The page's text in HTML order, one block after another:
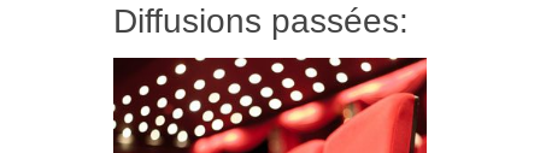
Diffusions passées: